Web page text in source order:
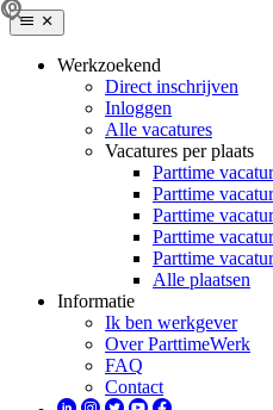
Werkzoekend
Direct inschrijven
Inloggen
Alle vacatures
Vacatures per plaats
Parttime
Parttime
Parttime
Parttime
Parttime
Alle plaatsen
Informatie
Ik ben werkgever
Over ParttimeWerk
FAQ
Contact